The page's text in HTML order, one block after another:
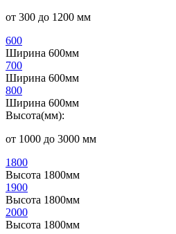
от 300 до 1200 мм
600
Ширина 600мм
700
Ширина 600мм
800
Ширина 600мм
Высота(мм):
от 1000 до 3000 мм
1800
Высота 1800мм
1900
Высота 1800мм
2000
Высота 1800мм